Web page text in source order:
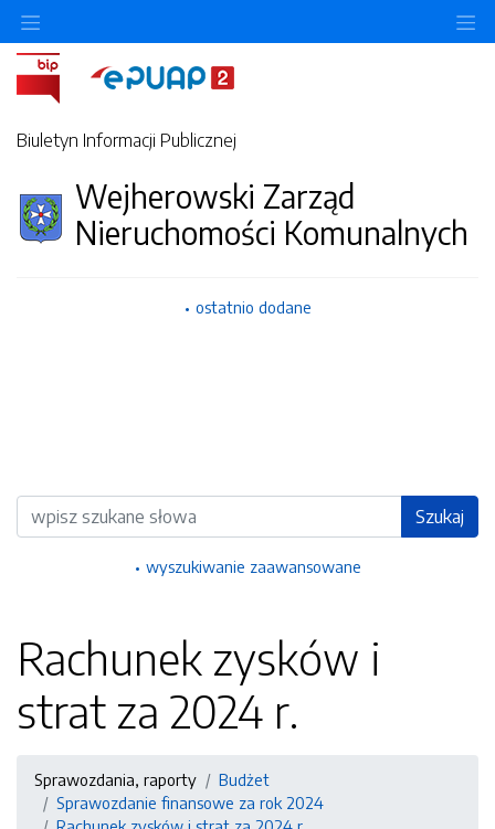
Biuletyn Informacji Publicznej
Wejherowski Zarząd
Nieruchomości Komunalnych
ostatnio dodane
Wyszukiwarka Szukaj
wyszukiwanie zaawansowane
Rachunek zysków i
strat za 2024 r.
Sprawozdania, raporty
Budżet
Sprawozdanie finansowe za rok 2024